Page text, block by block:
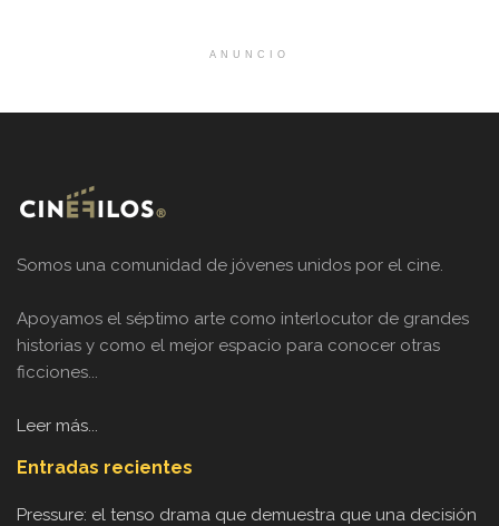
ANUNCIO
Somos una comunidad de jóvenes unidos por el cine.
Apoyamos el séptimo arte como interlocutor de grandes
historias y como el mejor espacio para conocer otras
ficciones...
Leer más...
Entradas recientes
Pressure: el tenso drama que demuestra que una decisión